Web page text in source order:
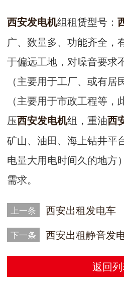
西安发电机组租赁型号：
广、数量多、功能齐全，
于偏远工地，对噪音要求
（主要用于工厂、或有
（主要用于市政工程等
压西安发电机组，重油西
矿山、油田、海上钻井平
电量大用电时间久的地方
需求。
上一条 西安出租发电车
下一条 西安出租静音发
返回